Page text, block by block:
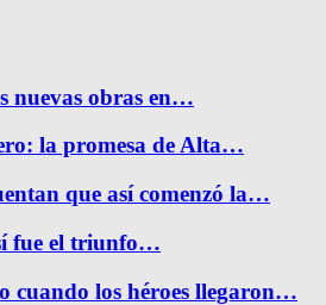
nuevas obras en…
la promesa de Alta…
que así comenzó la…
fue el triunfo…
cuando los héroes llegaron…